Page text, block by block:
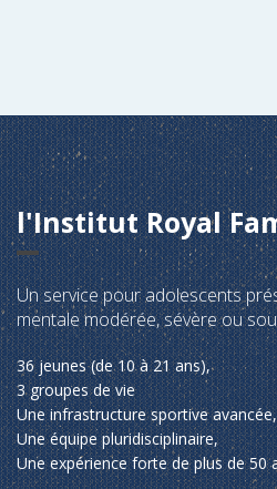
l'Institut Royal
Un service pour adolescents
mentale modérée, sévère ou
36 jeunes (de 10 à 21 ans),
3 groupes de vie
Une infrastructure sportive avancée,
Une équipe pluridisciplinaire,
Une expérience forte de plus de 50